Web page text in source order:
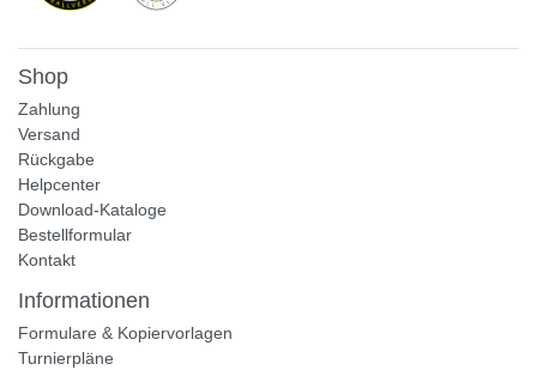
Shop
Zahlung
Versand
Rückgabe
Helpcenter
Download-Kataloge
Bestellformular
Kontakt
Informationen
Formulare & Kopiervorlagen
Turnierpläne